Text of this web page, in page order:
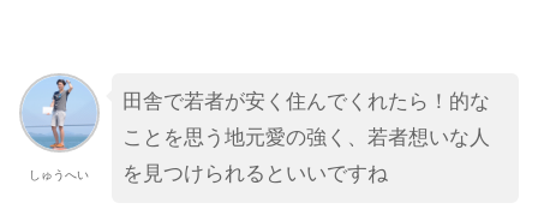
しゅうへい
田舎で若者が安く住んでくれたら！的な
ことを思う地元愛の強く、若者想いな人
を見つけられるといいですね